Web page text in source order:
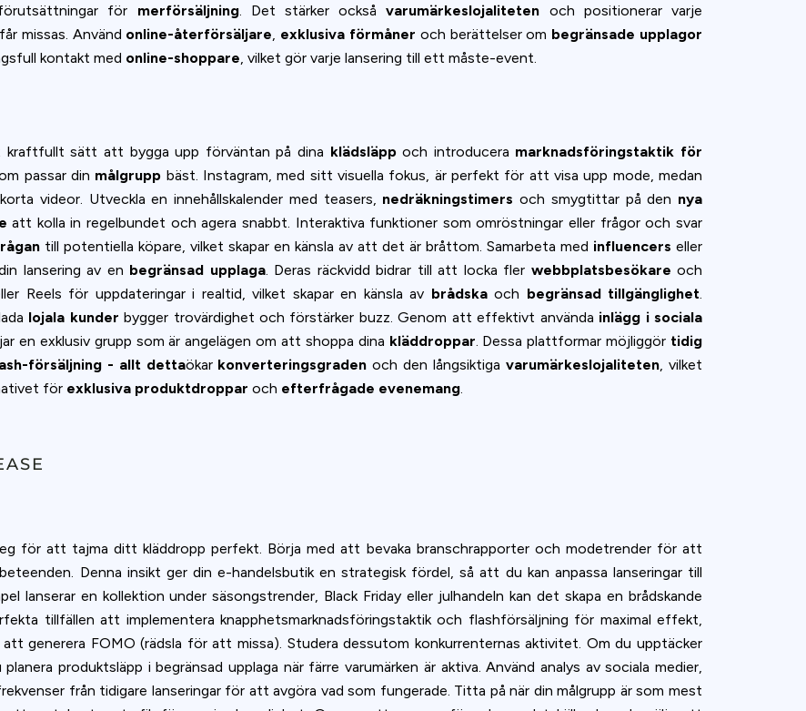
för merförsäljning. Det stärker ocksåvarumärkeslojaliteten och positionerar varje
missas. Använd online-återförsäljare exklusiva förmåner och berättelser om begränsade upplagor
kontakt med online-shoppare , vilket gör varje lansering till ett måste-event.
sätt att bygga upp förväntan på dina klädsläppoch introducera marknadsföringstaktik för
passar din målgrupp bäst. Instagram, med sitt visuella fokus, är perfekt för att visa upp mode, medan
videor. Utveckla en innehållskalender med teasers, nedräkningstimers och smygtittar på den nya
att kolla in regelbundet och agera snabbt. Interaktiva funktioner som omröstningar eller frågor och svar
till potentiella köpare, vilket skapar en känsla av att det är bråttom. Samarbeta med influencers eller
lansering av en begränsad upplaga. Deras räckvidd bidrar till att locka fler webbplatsbesökare och
Reels för uppdateringar i realtid, vilket skapar en känsla av brådskaoch begränsad tillgänglighet
lojala kunder bygger trovärdighet och förstärker buzz. Genom att effektivt använda inlägg i sociala
en exklusiv grupp som är angelägen om att shoppa dina kläddroppar . Dessa plattformar möjliggör tidig
försäljning - allt dettaökar konverteringsgraden och den långsiktigavarumärkeslojaliteten , vilket
för exklusiva produktdroppar och efterfrågade evenemang
för att tajma ditt kläddropp perfekt. Börja med att bevaka branschrapporter och modetrender för att
Denna insikt ger din e-handelsbutik en strategisk fördel, så att du kan anpassa lanseringar till
lanserar en kollektion under säsongstrender, Black Friday eller julhandeln kan det skapa en brådskande
tillfällen att implementera knapphetsmarknadsföringstaktik och flashförsäljning för maximal effekt,
generera FOMO (rädsla för att missa). Studera dessutom konkurrenternas aktivitet. Om du upptäcker
produktsläpp i begränsad upplaga när färre varumärken är aktiva. Använd analys av sociala medier,
från tidigare lanseringar för att avgöra vad som fungerade. Titta på när din målgrupp är som mest